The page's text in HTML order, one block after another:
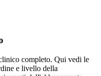
completo. Qui vedi le
e livello della